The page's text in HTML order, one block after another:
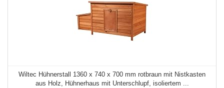
Wiltec Hühnerstall 1360 x 740 x 700 mm rotbraun mit Nistkasten
aus Holz, Hühnerhaus mit Unterschlupf, isoliertem ...